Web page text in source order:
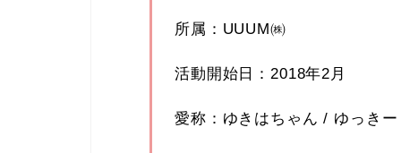
所属：UUUM㈱
活動開始日：2018年2月
愛称：ゆきはちゃん / ゆっきー